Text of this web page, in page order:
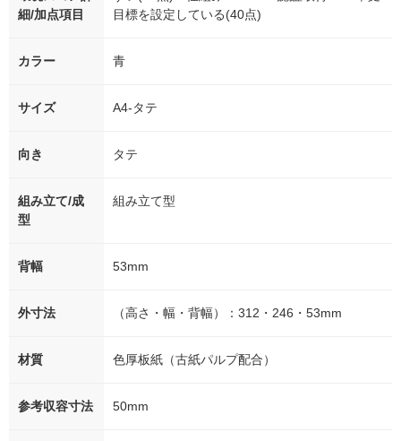
細/加点項目
目標を設定している(40点)
カラー 青
サイズ A4-タテ
向き タテ
組み立て/成
型
組み立て型
背幅 53mm
外寸法 （高さ・幅・背幅）：312・246・53mm
材質 色厚板紙（古紙パルプ配合）
参考収容寸法 50mm